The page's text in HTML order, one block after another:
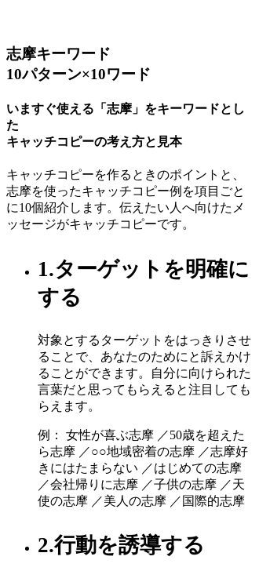
志摩キーワード
10パターン×10ワード
いますぐ使える「志摩」をキーワードとし
た
キャッチコピーの考え方と見本
キャッチコピーを作るときのポイントと、
志摩を使ったキャッチコピー例を項目ごと
に10個紹介します。伝えたい人へ向けたメ
ッセージがキャッチコピーです。
1.ターゲットを明確に
する
対象とするターゲットをはっきりさせ
ることで、あなたのためにと訴えかけ
ることができます。自分に向けられた
言葉だと思ってもらえると注目しても
らえます。
例： 女性が喜ぶ志摩 ／50歳を超えた
ら志摩 ／○○地域密着の志摩 ／志摩好
きにはたまらない ／はじめての志摩
／会社帰りに志摩 ／子供の志摩 ／天
使の志摩 ／美人の志摩 ／国際的志摩
2.行動を誘導する